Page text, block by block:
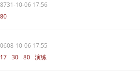
8731-10-06 17:56
80
0608-10-06 17:55
17 30 80 演练